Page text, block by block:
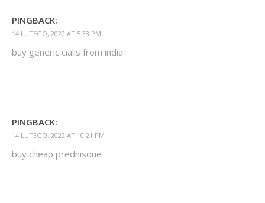
PINGBACK:
14 LUTEGO, 2022 AT 5:38 PM
buy generic cialis from india
PINGBACK:
14 LUTEGO, 2022 AT 10:21 PM
buy cheap prednisone